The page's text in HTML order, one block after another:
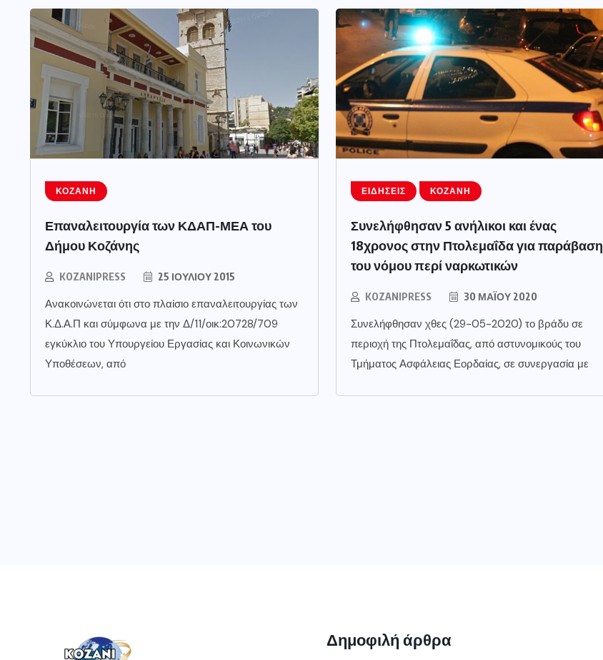
ΚΟΖΆΝΗ
Επαναλειτουργία των ΚΔΑΠ-ΜΕΑ του
Δήμου Κοζάνης
KOZANIPRESS 25 ΙΟΥΛΊΟΥ 2015
Ανακοινώνεται ότι στο πλαίσιο επαναλειτουργίας των
Κ.Δ.Α.Π και σύμφωνα με την Δ/11/οικ:20728/709
εγκύκλιο του Υπουργείου Εργασίας και Κοινωνικών
Υποθέσεων, από
ΕΙΔΉΣΕΙΣ ΚΟΖΆΝΗ
Συνελήφθησαν 5 ανήλικοι και ένας
18χρονος στην Πτολεμαΐδα για παράβαση
του νόμου περί ναρκωτικών
KOZANIPRESS 30 ΜΑΪ́ΟΥ 2020
Συνελήφθησαν χθες (29-05-2020) το βράδυ σε
περιοχή της Πτολεμαΐδας, από αστυνομικούς του
Τμήματος Ασφάλειας Εορδαίας, σε συνεργασία με
Δημοφιλή άρθρα